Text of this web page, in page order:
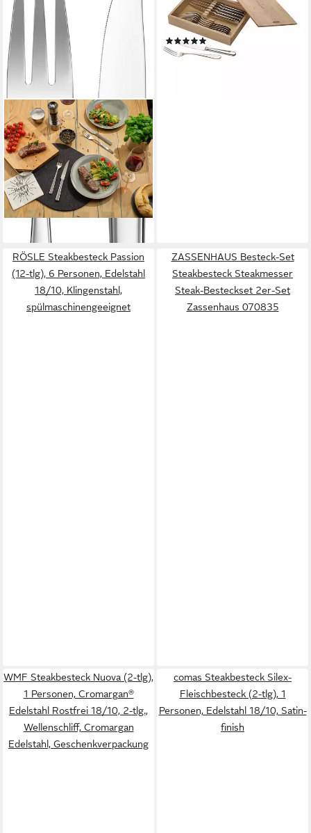
RÖSLE
Steakbesteck ELEGANCE (12-
tlg), 6 Personen, Edelstahl
18/10, Klingenstahl,
spülmaschinengeeignet
ab 39,95 € UVP69,95 €
-43%
lieferbar - in 4-5 Werktagen bei dir
6 Personen, Edelstahl,
Edelstahl, 12 Stck,
spülmaschinenfest
(6)
ab 84,00 € UVP
RÖSLE Steakbesteck Passion
(12-tlg), 6 Personen, Edelstahl
18/10, Klingenstahl,
spülmaschinengeeignet
ZASSENHAUS Besteck-Set
Steakbesteck Steakmesser
Steak-Besteckset 2er-Set
Zassenhaus 070835
WMF Steakbesteck Nuova (2-tlg),
1 Personen, Cromargan®
Edelstahl Rostfrei 18/10, 2-tlg.,
Wellenschliff, Cromargan
Edelstahl, Geschenkverpackung
comas Steakbesteck Silex-
Fleischbesteck (2-tlg), 1
Personen, Edelstahl 18/10, Satin-
finish